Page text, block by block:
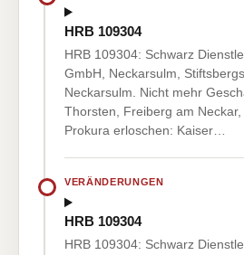
HRB 109304
HRB 109304: Schwarz
GmbH, Neckarsulm,
Neckarsulm. Nicht mehr
Thorsten, Freiberg am Neckar,
Prokura erloschen: Kaiser…
VERÄNDERUNGEN
HRB 109304
HRB 109304: Schwarz